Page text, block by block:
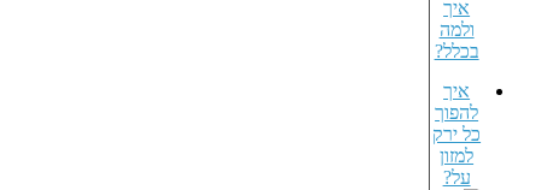
איך
להפוך
כל ירק
למזון
על?